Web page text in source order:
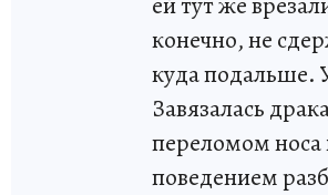
конечно, не
куда подальше.
Завязалась
переломом
поведением